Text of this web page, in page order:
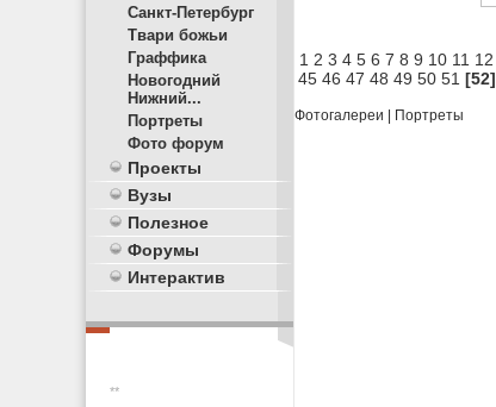
Санкт-Петербург
Твари божьи
Граффика
Новогодний
Нижний...
Портреты
Фото форум
Проекты
Вузы
Полезное
Форумы
Интерактив
**
1 2 3 4 5 6 7 8 9 10 11 12
45 46 47 48 49 50 51 [52]
Фотогалереи Портреты